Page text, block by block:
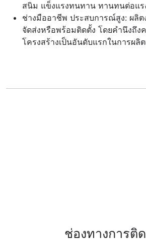
สนิม แข็งแรงทนทาน ทานทนต่อแร
ช่างมืออาชีพ ประสบการณ์สูง: ผลิ
จัดส่งหรือพร้อมติดตั้ง โดยคำนึงถึง
โครงสร้างเป็นอันดับแรกในการผลิ
ช่องทางการติ